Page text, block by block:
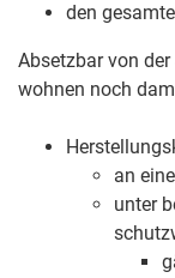
den
Absetzbar von
wohnen noch
an
unter